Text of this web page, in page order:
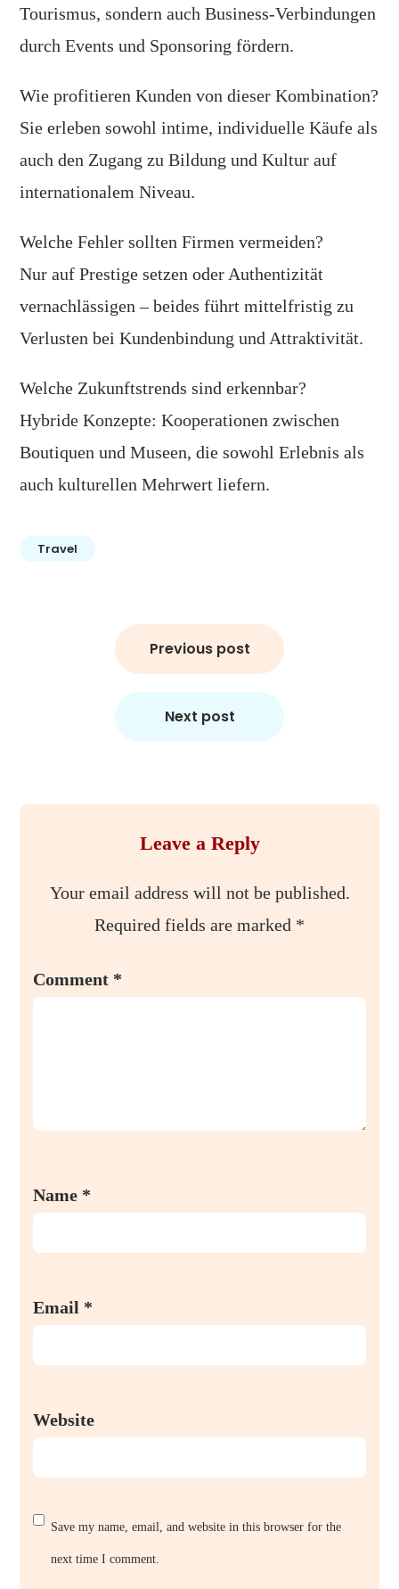
Tourismus, sondern auch Business-Verbindungen
durch Events und Sponsoring fördern.
Wie profitieren Kunden von dieser Kombination?
Sie erleben sowohl intime, individuelle Käufe als
auch den Zugang zu Bildung und Kultur auf
internationalem Niveau.
Welche Fehler sollten Firmen vermeiden?
Nur auf Prestige setzen oder Authentizität
vernachlässigen – beides führt mittelfristig zu
Verlusten bei Kundenbindung und Attraktivität.
Welche Zukunftstrends sind erkennbar?
Hybride Konzepte: Kooperationen zwischen
Boutiquen und Museen, die sowohl Erlebnis als
auch kulturellen Mehrwert liefern.
Travel
Previous post
Next post
Leave a Reply
Your email address will not be published.
Required fields are marked *
Comment *
Name *
Email *
Website
Save my name, email, and website in this browser for the
next time I comment.